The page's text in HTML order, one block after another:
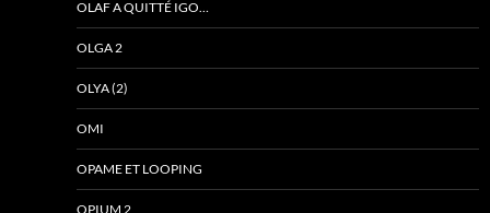
OLAF A QUITTÉ IGO…
OLGA 2
OLYA (2)
OMI
OPAME ET LOOPING
OPIUM 2